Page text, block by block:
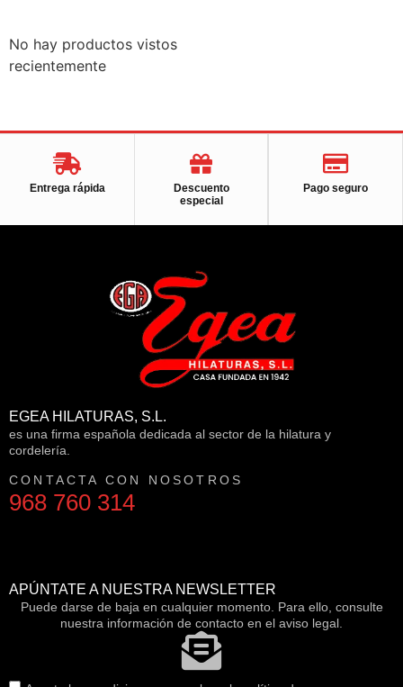
No hay productos vistos
recientemente
Entrega rápida
Descuento
especial
Pago seguro
EGEA HILATURAS, S.L.
es una firma española dedicada al sector de la hilatura y
cordelería.
CONTACTA CON NOSOTROS
968 760 314
APÚNTATE A NUESTRA NEWSLETTER
Puede darse de baja en cualquier momento. Para ello, consulte
nuestra información de contacto en el aviso legal.